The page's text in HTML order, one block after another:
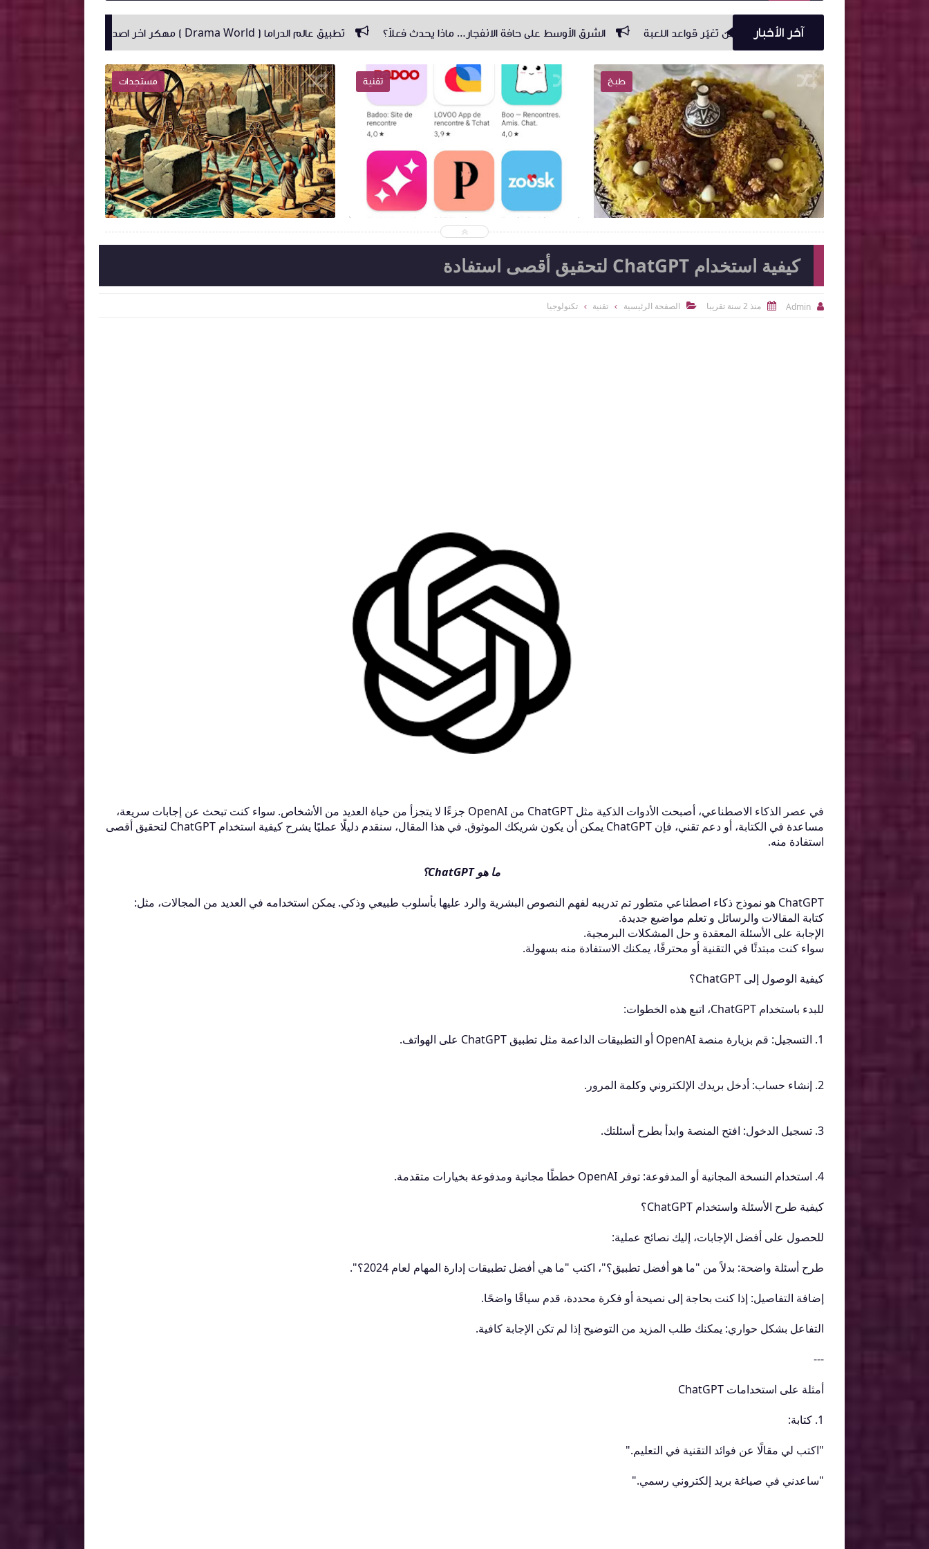
آخر الأخبار
ورقة قوية.. وواشنطن تغيّر قواعد اللعبة الشرق الأوسط على حافة الانفجار… ماذا يحدث فعلاً؟ تطبيق عالم الدراما ( Drama World ) مهكر اخر اصدار تطبيق SnapChat Plus السعودي مهكر 100٪
طبخ
2025-02-16
Admin
شاهد الموضوع
تقنية
Admin
مستجدات
2025-02-07
Admin
شاهد الموضوع
كيفية استخدام ChatGPT لتحقيق أقصى استفادة

Admin
 منذ 2 سنة تقريبا  الصفحة الرئيسية تقنية تكنولوجيا
في عصر الذكاء الاصطناعي، أصبحت الأدوات الذكية مثل ChatGPT من OpenAI جزءًا لا يتجزأ من حياة العديد من الأشخاص. سواء كنت تبحث عن إجابات سريعة،
مساعدة في الكتابة، أو دعم تقني، فإن ChatGPT يمكن أن يكون شريكك الموثوق. في هذا المقال، سنقدم دليلًا عمليًا يشرح كيفية استخدام ChatGPT لتحقيق أقصى
استفادة منه.
ما هو ChatGPT؟
ChatGPT هو نموذج ذكاء اصطناعي متطور تم تدريبه لفهم النصوص البشرية والرد عليها بأسلوب طبيعي وذكي. يمكن استخدامه في العديد من المجالات، مثل:
كتابة المقالات والرسائل و تعلم مواضيع جديدة.
الإجابة على الأسئلة المعقدة و حل المشكلات البرمجية.
سواء كنت مبتدئًا في التقنية أو محترفًا، يمكنك الاستفادة منه بسهولة.
كيفية الوصول إلى ChatGPT؟
للبدء باستخدام ChatGPT، اتبع هذه الخطوات:
1. التسجيل: قم بزيارة منصة OpenAI أو التطبيقات الداعمة مثل تطبيق ChatGPT على الهواتف.
2. إنشاء حساب: أدخل بريدك الإلكتروني وكلمة المرور.
3. تسجيل الدخول: افتح المنصة وابدأ بطرح أسئلتك.
4. استخدام النسخة المجانية أو المدفوعة: توفر OpenAI خططًا مجانية ومدفوعة بخيارات متقدمة.
كيفية طرح الأسئلة واستخدام ChatGPT؟
للحصول على أفضل الإجابات، إليك نصائح عملية:
طرح أسئلة واضحة: بدلاً من "ما هو أفضل تطبيق؟"، اكتب "ما هي أفضل تطبيقات إدارة المهام لعام 2024؟".
إضافة التفاصيل: إذا كنت بحاجة إلى نصيحة أو فكرة محددة، قدم سياقًا واضحًا.
التفاعل بشكل حواري: يمكنك طلب المزيد من التوضيح إذا لم تكن الإجابة كافية.
---
أمثلة على استخدامات ChatGPT
1. كتابة:
"اكتب لي مقالًا عن فوائد التقنية في التعليم."
"ساعدني في صياغة بريد إلكتروني رسمي."